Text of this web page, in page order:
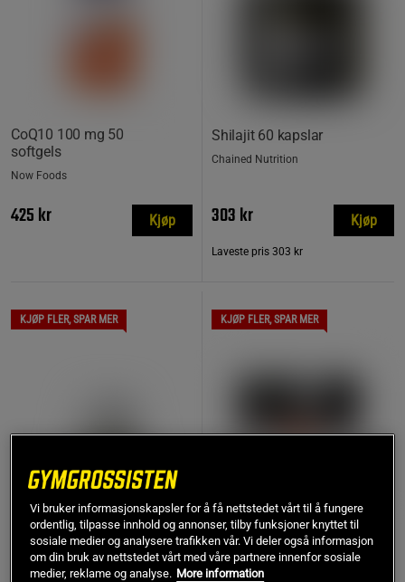
CoQ10 100 mg 50
softgels
Now Foods
425 kr Kjøp
Shilajit 60 kapslar
Chained Nutrition
303 kr
Laveste pris 303 kr
Kjøp
KJØP FLER, SPAR MER
1 anmeldelser
KJØP FLER, SPAR MER
3 anmeldelser
Vi bruker informasjonskapsler for å få nettstedet vårt til å fungere
ordentlig, tilpasse innhold og annonser, tilby funksjoner knyttet til
sosiale medier og analysere trafikken vår. Vi deler også informasjon
om din bruk av nettstedet vårt med våre partnere innenfor sosiale
medier, reklame og analyse. More information